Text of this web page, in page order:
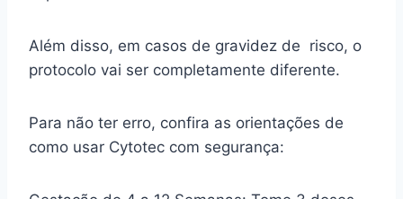
Além disso, em casos de gravidez de risco, o
protocolo vai ser completamente diferente.
Para não ter erro, confira as orientações de
como usar Cytotec com segurança: